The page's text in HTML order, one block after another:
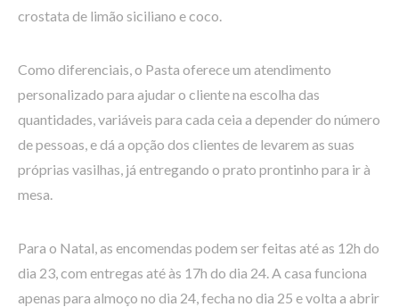
crostata de limão siciliano e coco.
Como diferenciais, o Pasta oferece um atendimento
personalizado para ajudar o cliente na escolha das
quantidades, variáveis para cada ceia a depender do número
de pessoas, e dá a opção dos clientes de levarem as suas
próprias vasilhas, já entregando o prato prontinho para ir à
mesa.
Para o Natal, as encomendas podem ser feitas até as 12h do
dia 23, com entregas até às 17h do dia 24. A casa funciona
apenas para almoço no dia 24, fecha no dia 25 e volta a abrir